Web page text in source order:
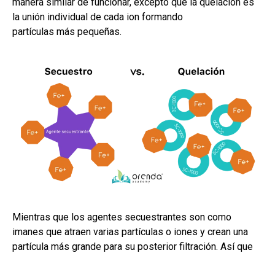
manera similar de funcionar, excepto que la quelación es
la unión individual de cada ion formando
partículas más pequeñas.
Mientras que los agentes secuestrantes son como
imanes que atraen varias partículas o iones y crean una
partícula más grande para su posterior filtración. Así que